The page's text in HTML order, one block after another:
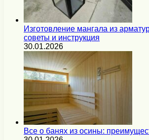
Изготовление мангала из
советы и инструкция
30.01.2026
Все о банях из осины: